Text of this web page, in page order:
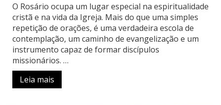
O Rosário ocupa um lugar especial na espiritualidade
cristã e na vida da Igreja. Mais do que uma simples
repetição de orações, é uma verdadeira escola de
contemplação, um caminho de evangelização e um
instrumento capaz de formar discípulos
missionários. …
Leia mais